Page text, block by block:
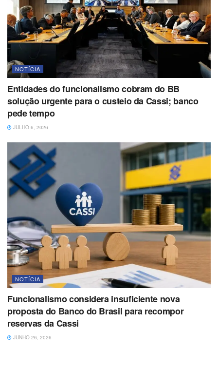
NOTÍCIA
Entidades do funcionalismo cobram do BB
solução urgente para o custeio da Cassi; banco
pede tempo
JULHO 6, 2026
NOTÍCIA
Funcionalismo considera insuficiente nova
proposta do Banco do Brasil para recompor
reservas da Cassi
JUNHO 26, 2026